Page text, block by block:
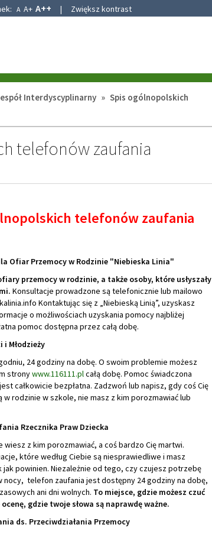
A A+ A++ | Zwiększ kontrast
Interdyscyplinarny » Spis ogólnopolskich
telefonów zaufania
telefonów zaufania
Ofiar Przemocy w Rodzinie "Niebieska Linia"
przemocy w rodzinie, a także osoby, które usłyszały
Konsultacje prowadzone są telefonicznie lub mailowo
Kontaktując się z „Niebieską Linią”, uzyskasz
o możliwościach uzyskania pomocy najbliżej
pomoc dostępna przez całą dobę.
i Młodzieży
24 godziny na dobę. O swoim problemie możesz
stronywww.116111.plcałą dobę. Pomoc świadczona
całkowicie bezpłatna. Zadzwoń lub napisz, gdy coś Cię
rodzinie w szkole, nie masz z kim porozmawiać lub
Rzecznika Praw Dziecka
z kim porozmawiać, a coś bardzo Cię martwi.
które według Ciebie są niesprawiedliwe i masz
jak powinien. Niezależnie od tego, czy czujesz potrzebę
nocy, telefon zaufania jest dostępny 24 godziny na dobę,
ani dni wolnych. To miejsce, gdzie możesz czuć
gdzie twoje słowa są naprawdę ważne.
ds. Przeciwdziałania Przemocy